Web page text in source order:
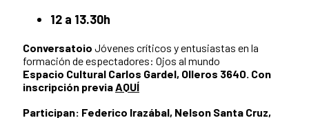
12 a 13.30h
Conversatoio Jóvenes críticos y entusiastas en la
formación de espectadores: Ojos al mundo
Espacio Cultural Carlos Gardel, Olleros 3640. Con
inscripción previaAQUÍ
Participan: Federico Irazábal, Nelson Santa Cruz,